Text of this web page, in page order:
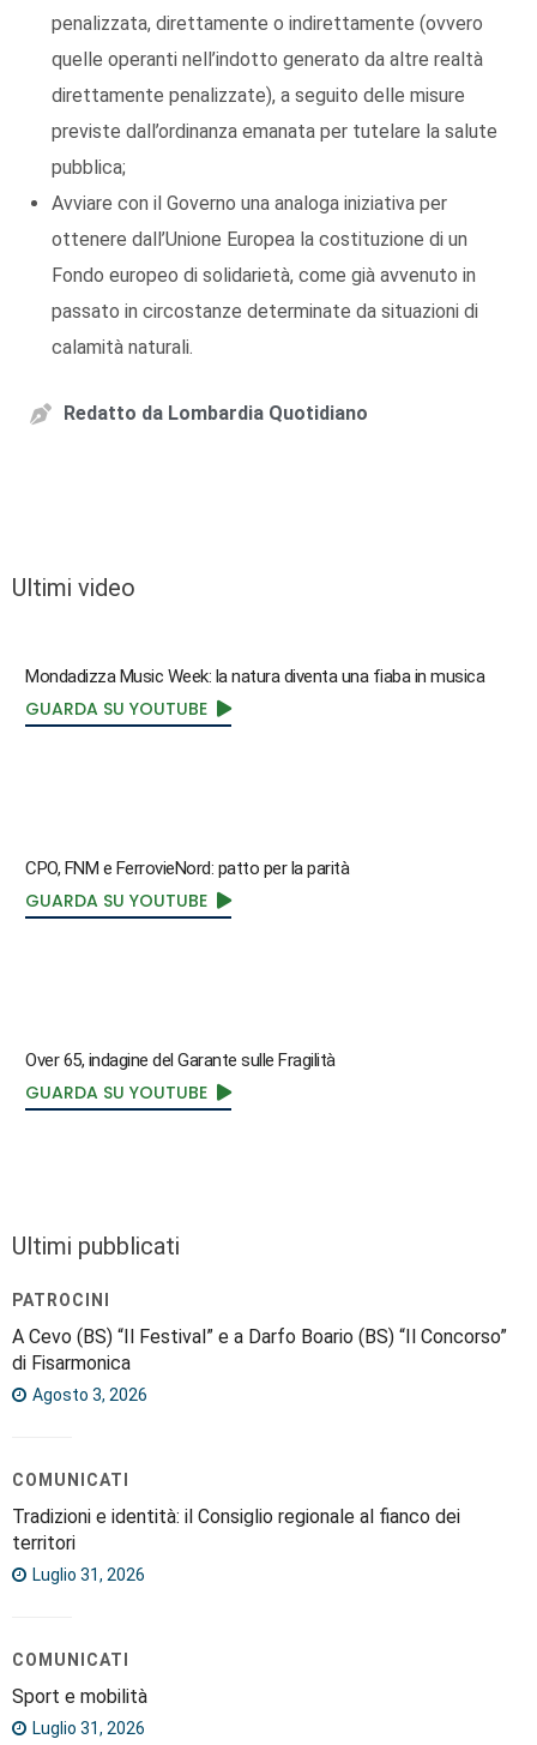
penalizzata, direttamente o indirettamente (ovvero
quelle operanti nell’indotto generato da altre realtà
direttamente penalizzate), a seguito delle misure
previste dall’ordinanza emanata per tutelare la salute
pubblica;
Avviare con il Governo una analoga iniziativa per
ottenere dall’Unione Europea la costituzione di un
Fondo europeo di solidarietà, come già avvenuto in
passato in circostanze determinate da situazioni di
calamità naturali.
Redatto da Lombardia Quotidiano
Ultimi video
Mondadizza Music Week: la natura diventa una fiaba in musica
GUARDA SU YOUTUBE
CPO, FNM e FerrovieNord: patto per la parità
GUARDA SU YOUTUBE
Over 65, indagine del Garante sulle Fragilità
GUARDA SU YOUTUBE
Ultimi pubblicati
PATROCINI
A Cevo (BS) “Il Festival” e a Darfo Boario (BS) “Il Concorso”
di Fisarmonica
Agosto 3, 2026
COMUNICATI
Tradizioni e identità: il Consiglio regionale al fianco dei
territori
Luglio 31, 2026
COMUNICATI
Sport e mobilità
Luglio 31, 2026